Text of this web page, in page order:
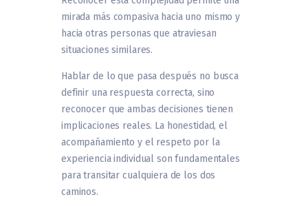
mirada más compasiva hacia uno mismo y
hacia otras personas que atraviesan
situaciones similares.
Hablar de lo que pasa después no busca
definir una respuesta correcta, sino
reconocer que ambas decisiones tienen
implicaciones reales. La honestidad, el
acompañamiento y el respeto por la
experiencia individual son fundamentales
para transitar cualquiera de los dos
caminos.